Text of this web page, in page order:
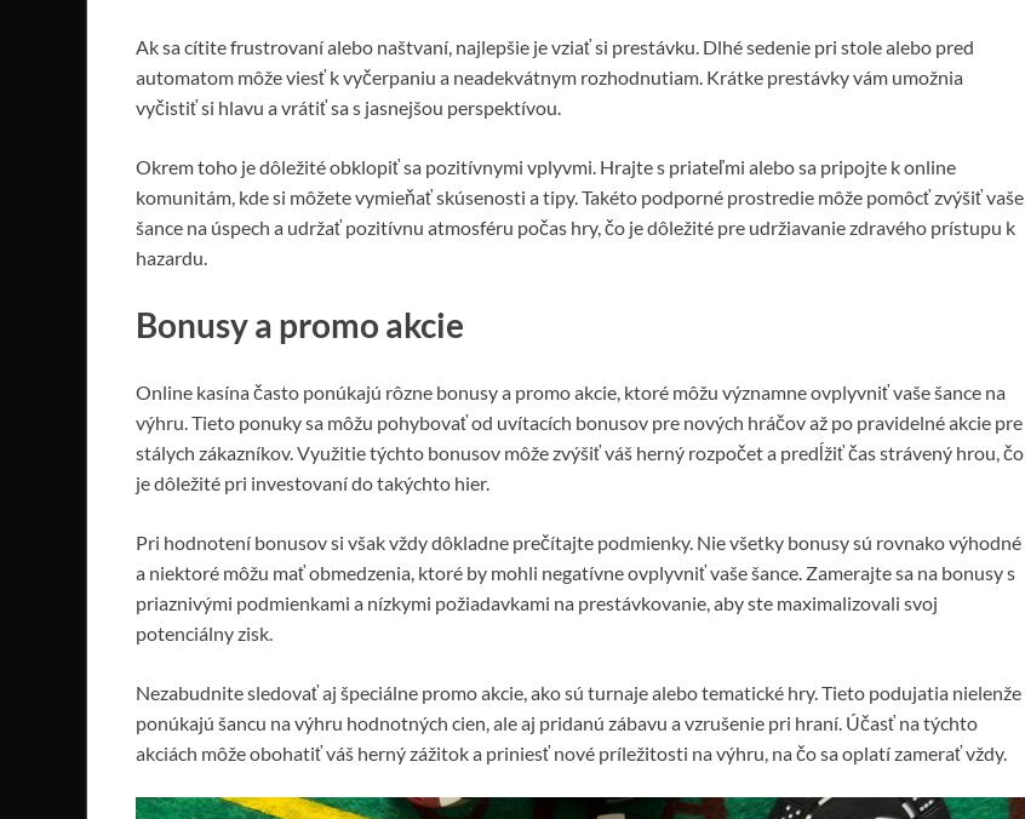
Ak sa cítite frustrovaní alebo naštvaní, najlepšie je vziať si prestávku. Dlhé sedenie pri stole alebo pred
automatom môže viesť k vyčerpaniu a neadekvátnym rozhodnutiam. Krátke prestávky vám umožnia
vyčistiť si hlavu a vrátiť sa s jasnejšou perspektívou.
Okrem toho je dôležité obklopiť sa pozitívnymi vplyvmi. Hrajte s priateľmi alebo sa pripojte k online
komunitám, kde si môžete vymieňať skúsenosti a tipy. Takéto podporné prostredie môže pomôcť zvýšiť vaše
šance na úspech a udržať pozitívnu atmosféru počas hry, čo je dôležité pre udržiavanie zdravého prístupu k
hazardu.
Bonusy a promo akcie
Online kasína často ponúkajú rôzne bonusy a promo akcie, ktoré môžu významne ovplyvniť vaše šance na
výhru. Tieto ponuky sa môžu pohybovať od uvítacích bonusov pre nových hráčov až po pravidelné akcie pre
stálych zákazníkov. Využitie týchto bonusov môže zvýšiť váš herný rozpočet a predĺžiť čas strávený hrou, čo
je dôležité pri investovaní do takýchto hier.
Pri hodnotení bonusov si však vždy dôkladne prečítajte podmienky. Nie všetky bonusy sú rovnako výhodné
a niektoré môžu mať obmedzenia, ktoré by mohli negatívne ovplyvniť vaše šance. Zamerajte sa na bonusy s
priaznivými podmienkami a nízkymi požiadavkami na prestávkovanie, aby ste maximalizovali svoj
potenciálny zisk.
Nezabudnite sledovať aj špeciálne promo akcie, ako sú turnaje alebo tematické hry. Tieto podujatia nielenže
ponúkajú šancu na výhru hodnotných cien, ale aj pridanú zábavu a vzrušenie pri hraní. Účasť na týchto
akciách môže obohatiť váš herný zážitok a priniesť nové príležitosti na výhru, na čo sa oplatí zamerať vždy.